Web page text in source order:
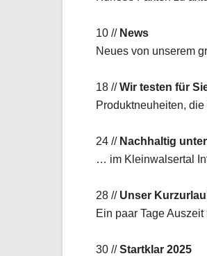
10 // News
Neues von unserem
18 //Wir testen für
Produktneuheiten,
24 // Nachhaltig
… im Kleinwalsertal
28 // Unser
Ein paar Tage
30 //Startklar 2025